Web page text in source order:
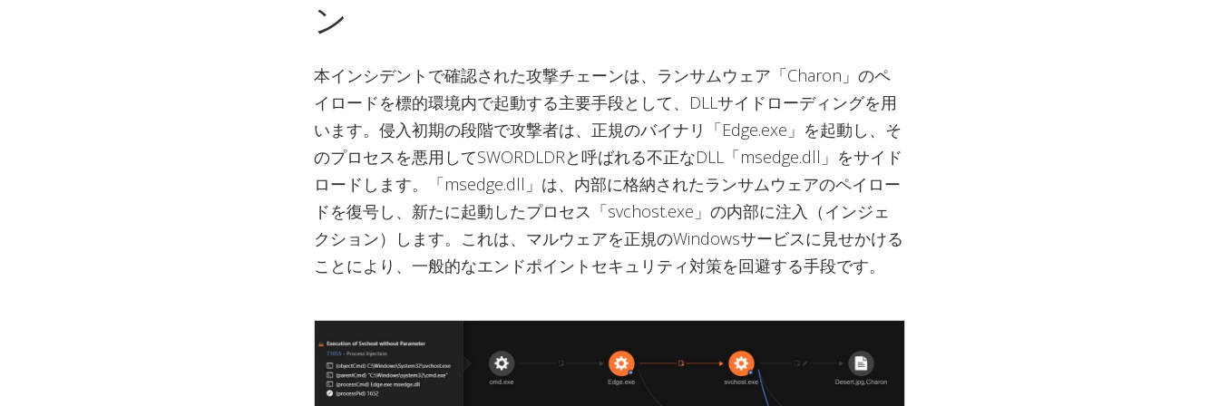
ン
本インシデントで確認された攻撃チェーンは、ランサムウェア「Charon」のペ
イロードを標的環境内で起動する主要手段として、DLLサイドローディングを用
います。侵入初期の段階で攻撃者は、正規のバイナリ「Edge.exe」を起動し、そ
のプロセスを悪用してSWORDLDRと呼ばれる不正なDLL「msedge.dll」をサイド
ロードします。「msedge.dll」は、内部に格納されたランサムウェアのペイロー
ドを復号し、新たに起動したプロセス「svchost.exe」の内部に注入（インジェ
クション）します。これは、マルウェアを正規のWindowsサービスに見せかける
ことにより、一般的なエンドポイントセキュリティ対策を回避する手段です。